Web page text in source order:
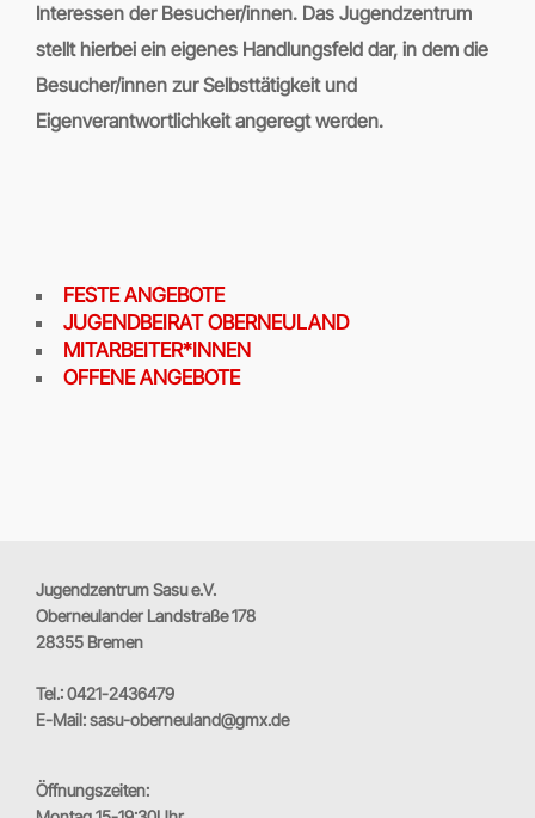
Interessen der Besucher/innen. Das Jugendzentrum
stellt hierbei ein eigenes Handlungsfeld dar, in dem die
Besucher/innen zur Selbsttätigkeit und
Eigenverantwortlichkeit angeregt werden.
FESTE ANGEBOTE
JUGENDBEIRAT OBERNEULAND
MITARBEITER*INNEN
OFFENE ANGEBOTE
Jugendzentrum Sasu e.V.
Oberneulander Landstraße 178
28355 Bremen
Tel.: 0421-2436479
E-Mail: sasu-oberneuland@gmx.de
Öffnungszeiten: